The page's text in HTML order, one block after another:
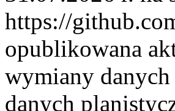
https://
opublikowana
wymiany
danych